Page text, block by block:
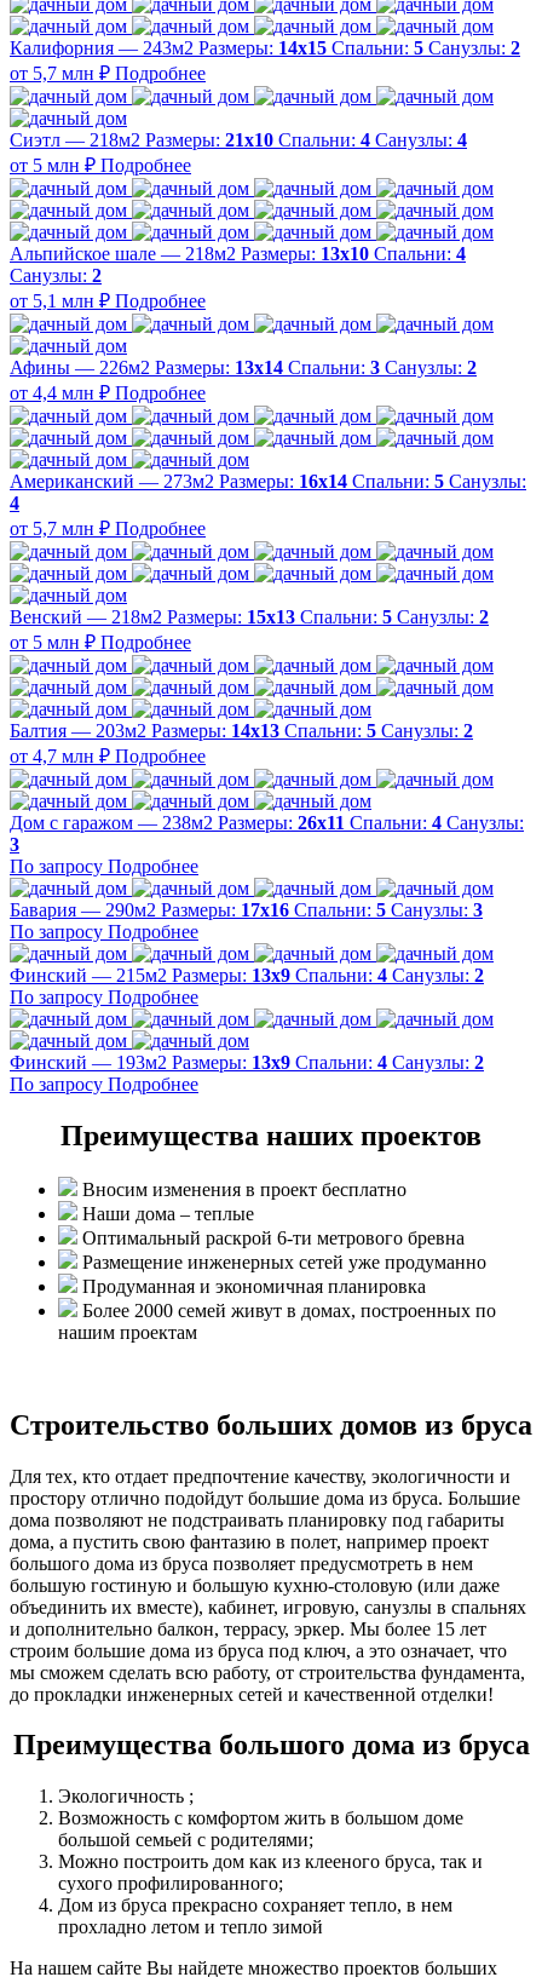
Калифорния — 243м2 Размеры: 14х15 Спальни: 5 Санузлы: 2
от 5,7 млн ₽ Подробнее
Сиэтл — 218м2 Размеры: 21х10 Спальни: 4 Санузлы: 4
от 5 млн ₽ Подробнее
Альпийское шале — 218м2 Размеры: 13х10 Спальни: 4
Санузлы: 2
от 5,1 млн ₽ Подробнее
Афины — 226м2 Размеры: 13х14 Спальни: 3 Санузлы: 2
от 4,4 млн ₽ Подробнее
Американский — 273м2 Размеры: 16х14 Спальни: 5 Санузлы:
4
от 5,7 млн ₽ Подробнее
Венский — 218м2 Размеры: 15х13 Спальни: 5 Санузлы: 2
от 5 млн ₽ Подробнее
Балтия — 203м2 Размеры: 14х13 Спальни: 5 Санузлы: 2
от 4,7 млн ₽ Подробнее
Дом с гаражом — 238м2 Размеры: 26х11 Спальни: 4 Санузлы:
3
По запросу Подробнее
Бавария — 290м2 Размеры: 17х16 Спальни: 5 Санузлы: 3
По запросу Подробнее
Финский — 215м2 Размеры: 13х9 Спальни: 4 Санузлы: 2
По запросу Подробнее
Финский — 193м2 Размеры: 13х9 Спальни: 4 Санузлы: 2
По запросу Подробнее
Преимущества наших проектов
Вносим изменения в проект бесплатно
Наши дома – теплые
Оптимальный раскрой 6-ти метрового бревна
Размещение инженерных сетей уже продуманно
Продуманная и экономичная планировка
Более 2000 семей живут в домах, построенных по
нашим проектам
Строительство больших домов из бруса
Для тех, кто отдает предпочтение качеству, экологичности и
простору отлично подойдут большие дома из бруса. Большие
дома позволяют не подстраивать планировку под габариты
дома, а пустить свою фантазию в полет, например проект
большого дома из бруса позволяет предусмотреть в нем
большую гостиную и большую кухню-столовую (или даже
объединить их вместе), кабинет, игровую, санузлы в спальнях
и дополнительно балкон, террасу, эркер. Мы более 15 лет
строим большие дома из бруса под ключ, а это означает, что
мы сможем сделать всю работу, от строительства фундамента,
до прокладки инженерных сетей и качественной отделки!
Преимущества большого дома из бруса
Экологичность ;
Возможность с комфортом жить в большом доме
большой семьей с родителями;
Можно построить дом как из клееного бруса, так и
сухого профилированного;
Дом из бруса прекрасно сохраняет тепло, в нем
прохладно летом и тепло зимой
На нашем сайте Вы найдете множество проектов больших